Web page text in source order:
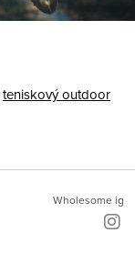
teniskový outdoor
Wholesome ig